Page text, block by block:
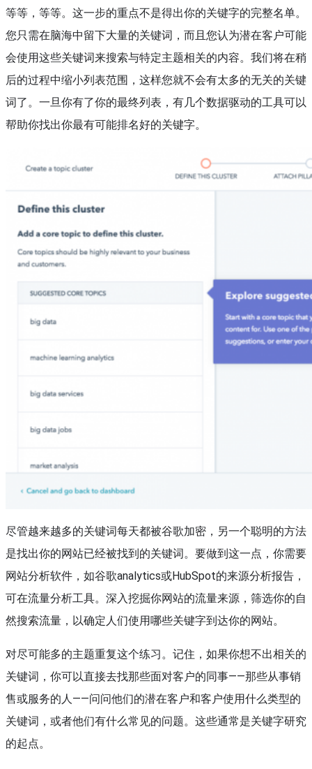
等等，等等。这一步的重点不是得出你的关键字的完整名单。
您只需在脑海中留下大量的关键词，而且您认为潜在客户可能
会使用这些关键词来搜索与特定主题相关的内容。我们将在稍
后的过程中缩小列表范围，这样您就不会有太多的无关的关键
词了。一旦你有了你的最终列表，有几个数据驱动的工具可以
帮助你找出你最有可能排名好的关键字。
尽管越来越多的关键词每天都被谷歌加密，另一个聪明的方法
是找出你的网站已经被找到的关键词。要做到这一点，你需要
网站分析软件，如谷歌analytics或HubSpot的来源分析报告，
可在流量分析工具。深入挖掘你网站的流量来源，筛选你的自
然搜索流量，以确定人们使用哪些关键字到达你的网站。
对尽可能多的主题重复这个练习。记住，如果你想不出相关的
关键词，你可以直接去找那些面对客户的同事——那些从事销
售或服务的人——问问他们的潜在客户和客户使用什么类型的
关键词，或者他们有什么常见的问题。这些通常是关键字研究
的起点。